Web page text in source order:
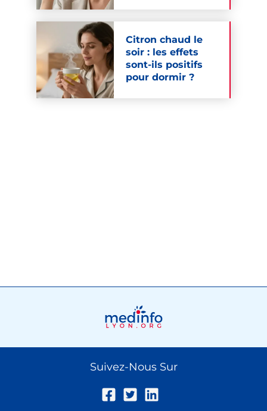
Citron chaud le
soir : les effets
sont-ils positifs
pour dormir ?
Suivez-Nous Sur